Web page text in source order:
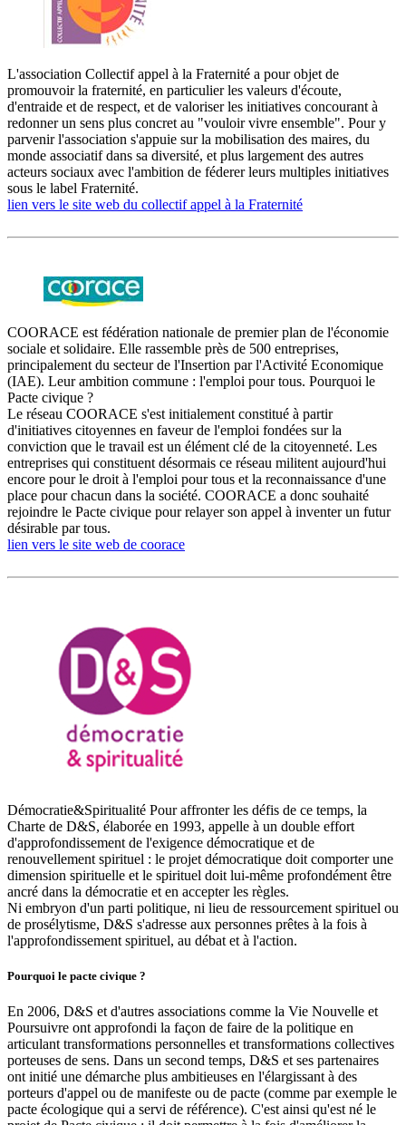
L'association Collectif appel à la Fraternité a pour objet de
promouvoir la fraternité, en particulier les valeurs d'écoute,
d'entraide et de respect, et de valoriser les initiatives concourant à
redonner un sens plus concret au "vouloir vivre ensemble". Pour y
parvenir l'association s'appuie sur la mobilisation des maires, du
monde associatif dans sa diversité, et plus largement des autres
acteurs sociaux avec l'ambition de féderer leurs multiples initiatives
sous le label Fraternité.
lien vers le site web du collectif appel à la Fraternité
COORACE est fédération nationale de premier plan de l'économie
sociale et solidaire. Elle rassemble près de 500 entreprises,
principalement du secteur de l'Insertion par l'Activité Economique
(IAE). Leur ambition commune : l'emploi pour tous. Pourquoi le
Pacte civique ?
Le réseau COORACE s'est initialement constitué à partir
d'initiatives citoyennes en faveur de l'emploi fondées sur la
conviction que le travail est un élément clé de la citoyenneté. Les
entreprises qui constituent désormais ce réseau militent aujourd'hui
encore pour le droit à l'emploi pour tous et la reconnaissance d'une
place pour chacun dans la société. COORACE a donc souhaité
rejoindre le Pacte civique pour relayer son appel à inventer un futur
désirable par tous.
lien vers le site web de coorace
Démocratie&Spiritualité Pour affronter les défis de ce temps, la
Charte de D&S, élaborée en 1993, appelle à un double effort
d'approfondissement de l'exigence démocratique et de
renouvellement spirituel : le projet démocratique doit comporter une
dimension spirituelle et le spirituel doit lui-même profondément être
ancré dans la démocratie et en accepter les règles.
Ni embryon d'un parti politique, ni lieu de ressourcement spirituel ou
de prosélytisme, D&S s'adresse aux personnes prêtes à la fois à
l'approfondissement spirituel, au débat et à l'action.
Pourquoi le pacte civique ?
En 2006, D&S et d'autres associations comme la Vie Nouvelle et
Poursuivre ont approfondi la façon de faire de la politique en
articulant transformations personnelles et transformations collectives
porteuses de sens. Dans un second temps, D&S et ses partenaires
ont initié une démarche plus ambitieuses en l'élargissant à des
porteurs d'appel ou de manifeste ou de pacte (comme par exemple le
pacte écologique qui a servi de référence). C'est ainsi qu'est né le